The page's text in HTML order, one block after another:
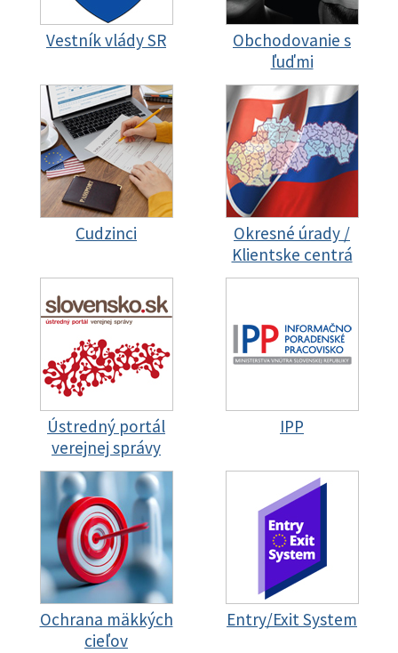
Vestník vlády SR
Obchodovanie s
ľuďmi
Cudzinci
Okresné úrady /
Klientske centrá
Ústredný portál
verejnej správy
IPP
Ochrana mäkkých
cieľov
Entry/Exit System